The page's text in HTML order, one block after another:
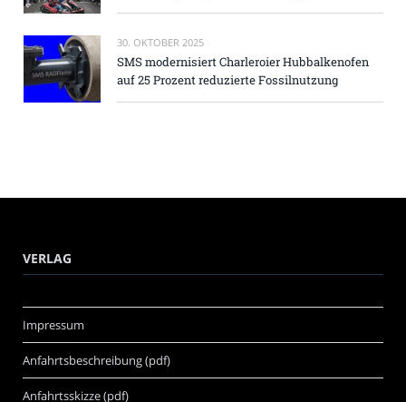
30. OKTOBER 2025
SMS modernisiert Charleroier Hubbalkenofen
auf 25 Prozent reduzierte Fossilnutzung
VERLAG
Impressum
Anfahrtsbeschreibung (pdf)
Anfahrtsskizze (pdf)